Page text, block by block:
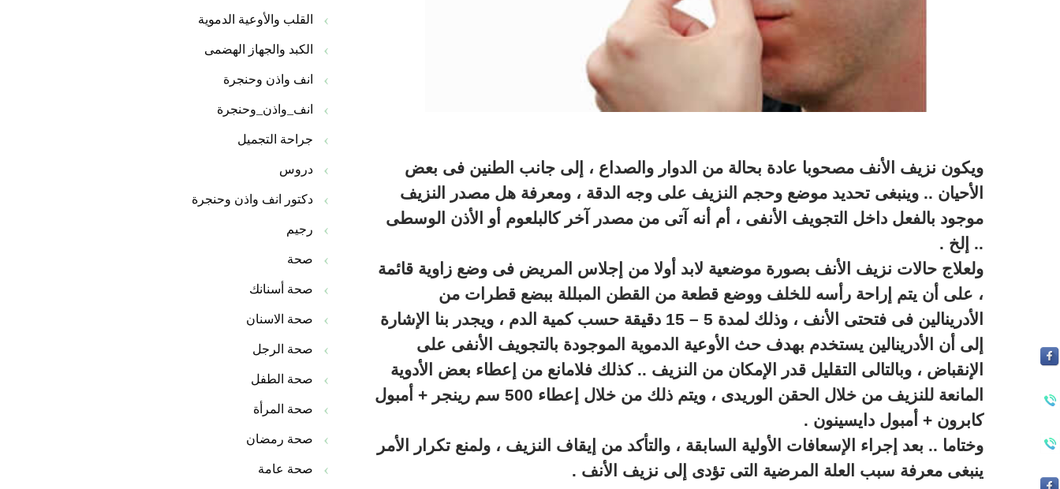
ويكون نزيف الأنف مصحوبا عادة بحالة من الدوار والصداع ، إلى جانب الطنين فى بعض
الأحيان .. وينبغى تحديد موضع وحجم النزيف على وجه الدقة ، ومعرفة هل مصدر النزيف
موجود بالفعل داخل التجويف الأنفى ، أم أنه آتى من مصدر آخر كالبلعوم أو الأذن الوسطى
.. إلخ .
ولعلاج حالات نزيف الأنف بصورة موضعية لابد أولا من إجلاس المريض فى وضع زاوية قائمة
، على أن يتم إراحة رأسه للخلف ووضع قطعة من القطن المبللة ببضع قطرات من
الأدرينالين فى فتحتى الأنف ، وذلك لمدة 5 – 15 دقيقة حسب كمية الدم ، ويجدر بنا الإشارة
إلى أن الأدرينالين يستخدم بهدف حث الأوعية الدموية الموجودة بالتجويف الأنفى على
الإنقباض ، وبالتالى التقليل قدر الإمكان من النزيف .. كذلك فلامانع من إعطاء بعض الأدوية
المانعة للنزيف من خلال الحقن الوريدى ، ويتم ذلك من خلال إعطاء 500 سم رينجر + أمبول
كابرون + أمبول دايسينون .
وختاما .. بعد إجراء الإسعافات الأولية السابقة ، والتأكد من إيقاف النزيف ، ولمنع تكرار الأمر
ينبغى معرفة سبب العلة المرضية التى تؤدى إلى نزيف الأنف .
القلب والأوعية الدموية
الكبد والجهاز الهضمى
انف واذن وحنجرة
انف_واذن_وحنجرة
جراحة التجميل
دروس
دكتور انف واذن وحنجرة
رجيم
صحة
صحة أسنانك
صحة الاسنان
صحة الرجل
صحة الطفل
صحة المرأة
صحة رمضان
صحة عامة